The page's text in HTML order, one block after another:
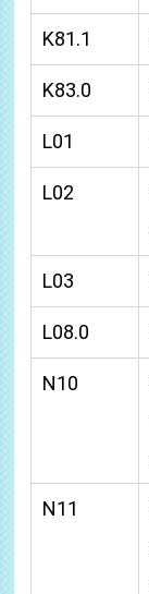
K81.1
K83.0
L01
L02
L03
L08.0
N10
N11